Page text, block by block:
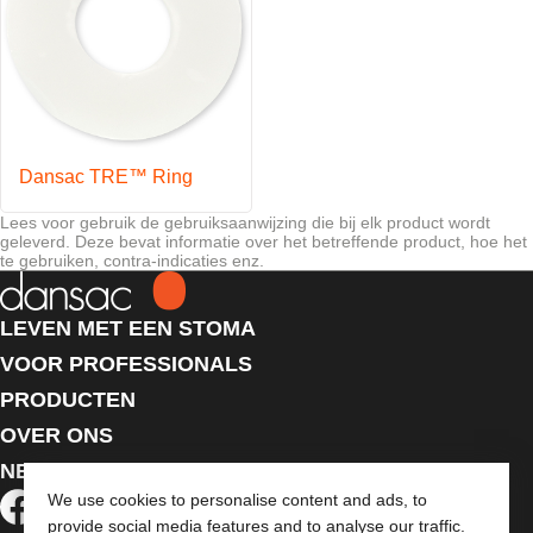
We use cookies to personalise content and ads, to
provide social media features and to analyse our traffic.
Dansac TRE™ Ring
Lees voor gebruik de gebruiksaanwijzing die bij elk product wordt
geleverd. Deze bevat informatie over het betreffende product, hoe het
te gebruiken, contra-indicaties enz.
LEVEN MET EEN STOMA
VOOR PROFESSIONALS
PRODUCTEN
OVER ONS
NEEM CONTACT MET ONS OP